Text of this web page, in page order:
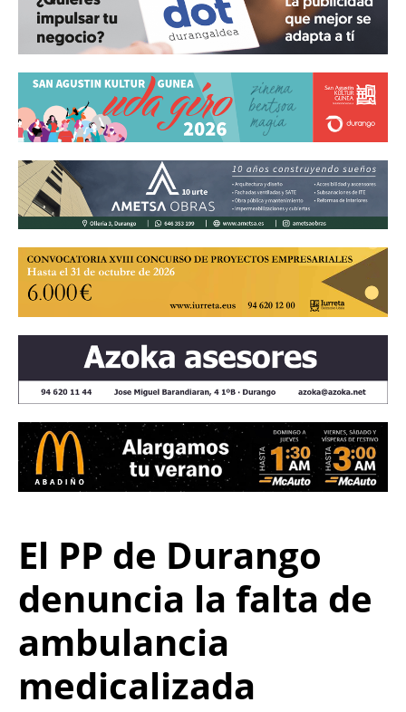
El PP de Durango
denuncia la falta de
ambulancia
medicalizada